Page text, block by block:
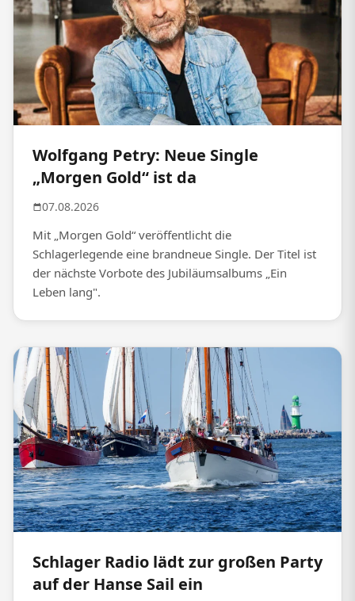
Wolfgang Petry: Neue Single
„Morgen Gold“ ist da
07.08.2026
Mit „Morgen Gold“ veröffentlicht die
Schlagerlegende eine brandneue Single. Der Titel ist
der nächste Vorbote des Jubiläumsalbums „Ein
Leben lang".
Schlager Radio lädt zur großen Party
auf der Hanse Sail ein